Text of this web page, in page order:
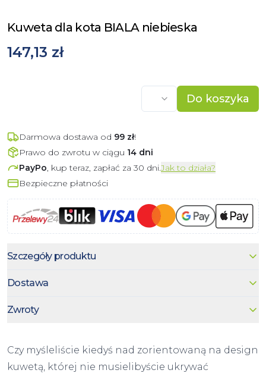
Kuweta dla kota BIALA niebieska
147,13 zł
Do koszyka
Darmowa dostawa od 99 zł!
Prawo do zwrotu w ciągu 14 dni
PayPo, kup teraz, zapłać za 30 dni.Jak to działa?
Bezpieczne płatności
Szczegóły produktu
Dostawa
Zwroty
Czy myśleliście kiedyś nad zorientowaną na design
kuwetą, której nie musielibyście ukrywać